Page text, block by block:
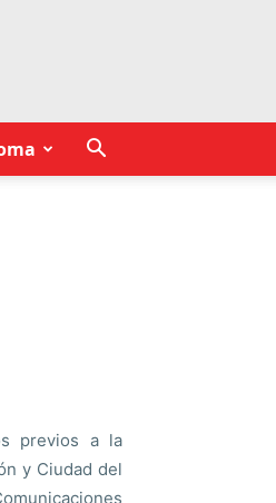
previos a la
y Ciudad del